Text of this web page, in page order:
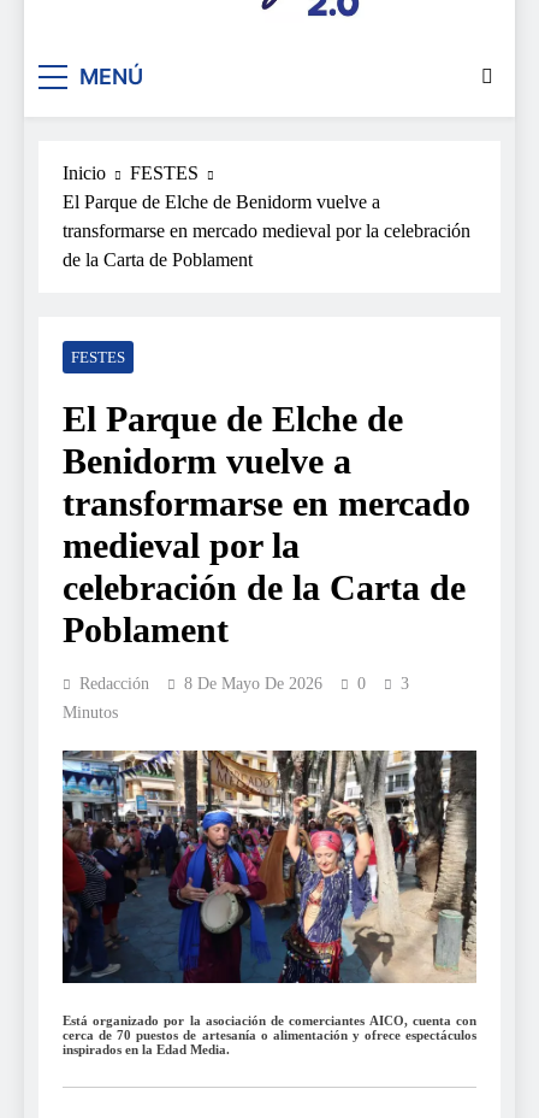
MENÚ
Inicio
FESTES
El Parque de Elche de Benidorm vuelve a
transformarse en mercado medieval por la celebración
de la Carta de Poblament
FESTES
El Parque de Elche de
Benidorm vuelve a
transformarse en mercado
medieval por la
celebración de la Carta de
Poblament
Redacción 8 De Mayo De 2026 0
3
Minutos
Está organizado por la asociación de comerciantes AICO, cuenta con
cerca de 70 puestos de artesanía o alimentación y ofrece espectáculos
inspirados en la Edad Media.